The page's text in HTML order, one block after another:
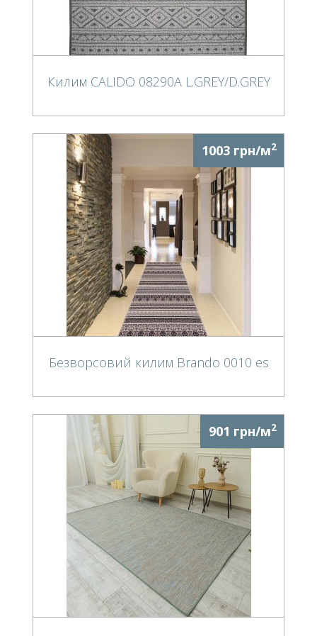
Килим CALIDO 08290A L.GREY/D.GREY
1003 грн/м2
Безворсовий килим Brando 0010 es
901 грн/м2